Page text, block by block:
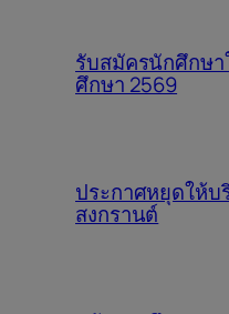
รับสมัครนักศึกษา
ศึกษา 2569
ประกาศหยุดให้บ
สงกรานต์